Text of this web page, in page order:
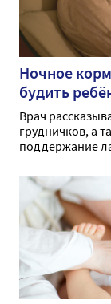
Ночное
будить
Врач
грудничков, а
поддержание